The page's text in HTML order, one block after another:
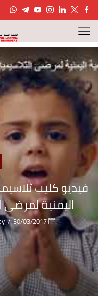
فيديو كليب
اليمنية لمرضى
/